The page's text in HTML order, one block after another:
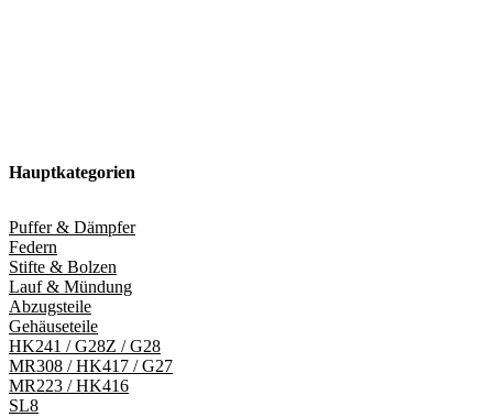
Hauptkategorien
Puffer & Dämpfer
Federn
Stifte & Bolzen
Lauf & Mündung
Abzugsteile
Gehäuseteile
HK241 / G28Z / G28
MR308 / HK417 / G27
MR223 / HK416
SL8